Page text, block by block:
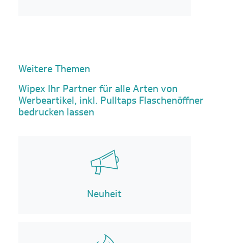
Weitere Themen
Wipex Ihr Partner für alle Arten von
Werbeartikel, inkl. Pulltaps Flaschenöffner
bedrucken lassen
Neuheit